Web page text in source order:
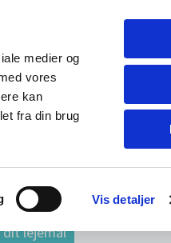
medier og
vores
kan
fra din brug
Vis detaljer
Ansættelsesretlige sager
dit lejemål